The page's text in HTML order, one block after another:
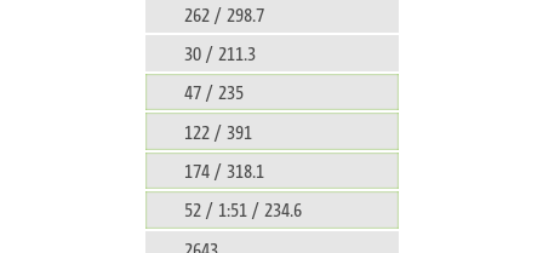
262 / 298.7
30 / 211.3
47 / 235
122 / 391
174 / 318.1
52 / 1:51 / 234.6